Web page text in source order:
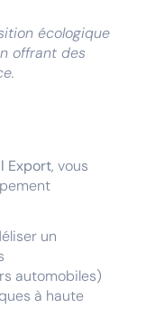
écologique
offrant des
Export, vous
un
automobiles)
à haute